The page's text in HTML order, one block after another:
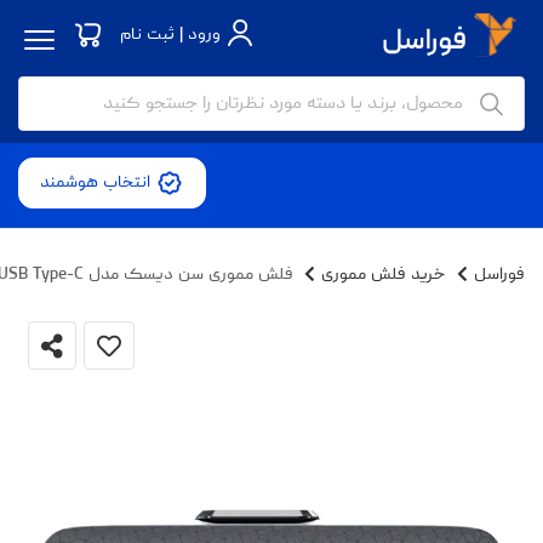
ورود | ثبت نام
انتخاب هوشمند
فوراسل خرید فلش مموری فلش مموری سن دیسک مدل Ultra Dual Drive USB Type-C ظرفیت 32 گیگابایت